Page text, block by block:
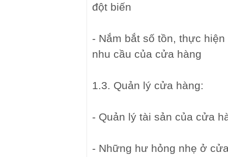
đột biến
- Nắm bắt số tồn, thực
nhu cầu của cửa hàng
1.3. Quản lý cửa hàng:
- Quản lý tài sản của cửa
- Những hư hỏng nhẹ ở